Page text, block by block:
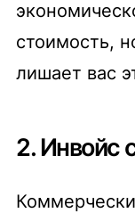
стоимость,
лишает вас
2. Инвойс